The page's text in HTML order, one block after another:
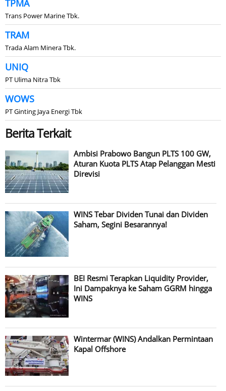
TPMA
Trans Power Marine Tbk.
TRAM
Trada Alam Minera Tbk.
UNIQ
PT Ulima Nitra Tbk
WOWS
PT Ginting Jaya Energi Tbk
Berita Terkait
Ambisi Prabowo Bangun PLTS 100 GW,
Aturan Kuota PLTS Atap Pelanggan Mesti
Direvisi
WINS Tebar Dividen Tunai dan Dividen
Saham, Segini Besarannya!
BEI Resmi Terapkan Liquidity Provider,
Ini Dampaknya ke Saham GGRM hingga
WINS
Wintermar (WINS) Andalkan Permintaan
Kapal Offshore